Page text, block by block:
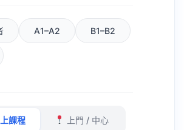
A1–A2 B1–B2
課程 上門 / 中心